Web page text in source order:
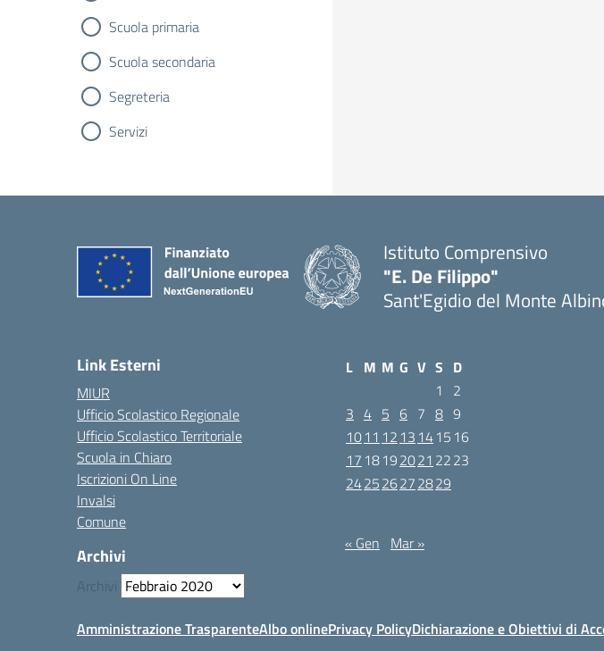
Scuola primaria
Scuola secondaria
Segreteria
Servizi
Istituto Comprensivo
"E. De Filippo"
Sant'Egidio del Monte
Link Esterni
MIUR
Ufficio Scolastico Regionale
Ufficio Scolastico Territoriale
Scuola in Chiaro
Iscrizioni On Line
Invalsi
Comune
Archivi
Archivi
L M M G V S D
1
2
3 4 5 6 7 8 9
1011 12 13 1415 16
17 18192021 2223
242526272829
« Gen Mar »
Amministrazione TrasparenteAlbo onlinePrivacy PolicyDichiarazione e Obiettivi di